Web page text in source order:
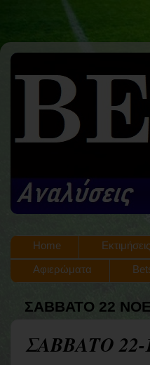
Home Εκτιμήσεις
Αφιερώματα
ΣΆΒΒΑΤΟ 22
ΣΑΒΒΑΤΟ 22-